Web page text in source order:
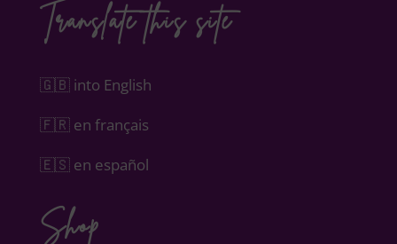
Translate this site
🇬🇧 into English
🇫🇷 en français
🇪🇸 en español
Shop